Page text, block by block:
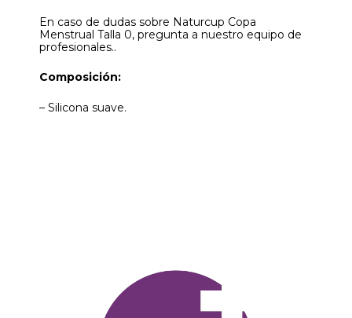
En caso de dudas sobre Naturcup Copa
Menstrual Talla 0, pregunta a nuestro equipo de
profesionales..
Composición:
– Silicona suave.